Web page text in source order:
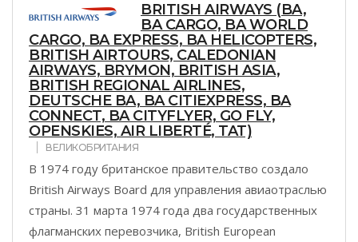
BRITISH AIRWAYS (BA,
BA CARGO, BA WORLD
CARGO, BA EXPRESS, BA HELICOPTERS,
BRITISH AIRTOURS, CALEDONIAN
AIRWAYS, BRYMON, BRITISH ASIA,
BRITISH REGIONAL AIRLINES,
DEUTSCHE BA, BA CITIEXPRESS, BA
CONNECT, BA CITYFLYER, GO FLY,
OPENSKIES, AIR LIBERTÉ, TAT)
ВЕЛИКОБРИТАНИЯ
В 1974 году британское правительство создало
British Airways Board для управления авиаотраслью
страны. 31 марта 1974 года два государственных
флагманских перевозчика, British European